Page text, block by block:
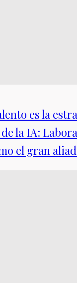
es la
la IA:
el gran